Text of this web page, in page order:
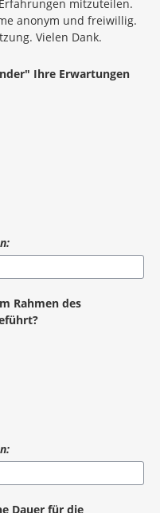
mitzuteilen.
anonym und freiwillig.
Vielen Dank.
Ihre Erwartungen
Rahmen des
Dauer für die